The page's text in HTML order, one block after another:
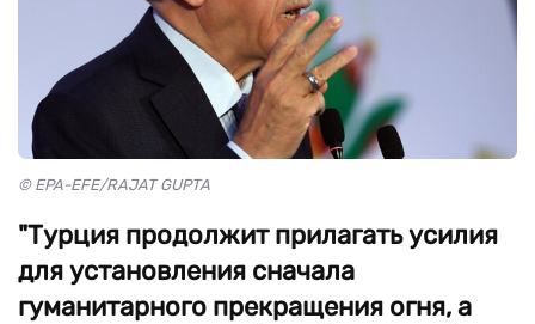
© EPA-EFE/RAJAT GUPTA
"Турция продолжит прилагать усилия
для установления сначала
гуманитарного прекращения огня, а